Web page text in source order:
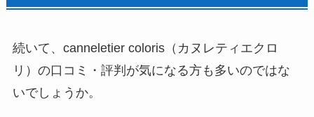
続いて、canneletier coloris（カヌレティエクロ
リ）の口コミ・評判が気になる方も多いのではな
いでしょうか。